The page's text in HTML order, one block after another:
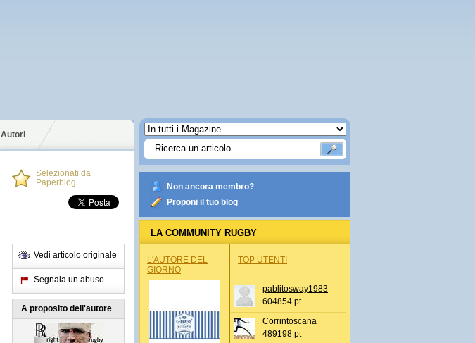
Autori
Selezionati da
Paperblog
Vedi articolo originale
Segnala un abuso
A proposito dell'autore
Non ancora membro?
Proponi il tuo blog
LA COMMUNITY RUGBY
L'AUTORE DEL
GIORNO
TOP UTENTI
pablitosway1983
604854 pt
Corrintoscana
489198 pt